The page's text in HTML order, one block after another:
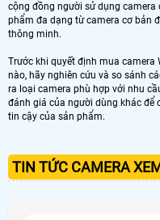
cộng đồng người sử dụng camera
phẩm đa dạng từ camera cơ bản
thông minh.
Trước khi quyết định mua camera
nào, hãy nghiên cứu và so sánh
ra loại camera phù hợp với nhu
đánh giá của người dùng khác để
tin cậy của sản phẩm.
TIN TỨC CAMERA